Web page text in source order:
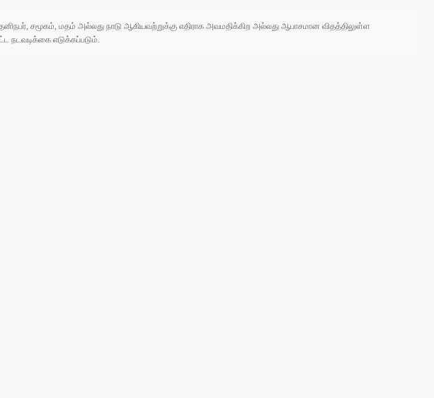
சமூகம், மதம் அல்லது நாடு ஆகியவற்றுக்கு எதிராக அவமதிக்கிற அல்லது ஆபாசமான விதத்திலுள்ள
நடவடிக்கை எடுக்கப்படும்.